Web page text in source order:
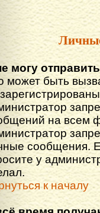
могу
может быть
на всем
сообщения.
у
к началу